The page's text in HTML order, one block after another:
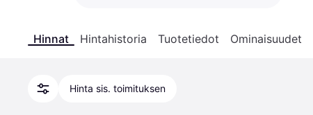
Hinnat Hintahistoria Tuotetiedot Ominaisuudet
Hinta sis. toimituksen